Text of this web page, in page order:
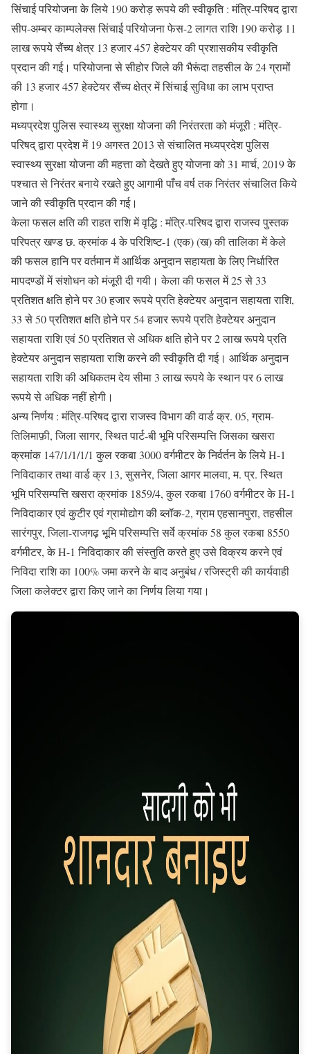
सिंचाई परियोजना के लिये 190 करोड़ रूपये की स्वीकृति : मंत्रि-परिषद द्वारा
सीप-अम्बर काम्पलेक्स सिंचाई परियोजना फेस-2 लागत राशि 190 करोड़ 11
लाख रूपये सैंच्य क्षेत्र 13 हजार 457 हेक्टेयर की प्रशासकीय स्वीकृति
प्रदान की गई। परियोजना से सीहोर जिले की भैरूंदा तहसील के 24 ग्रामों
की 13 हजार 457 हेक्टेयर सैंच्य क्षेत्र में सिंचाई सुविधा का लाभ प्राप्त
होगा।
मध्यप्रदेश पुलिस स्वास्थ्य सुरक्षा योजना की निरंतरता को मंजूरी : मंत्रि-
परिषद् द्वारा प्रदेश में 19 अगस्त 2013 से संचालित मध्यप्रदेश पुलिस
स्वास्थ्य सुरक्षा योजना की महत्ता को देखते हुए योजना को 31 मार्च, 2019 के
पश्चात से निरंतर बनाये रखते हुए आगामी पाँच वर्ष तक निरंतर संचालित किये
जाने की स्वीकृति प्रदान की गई।
केला फसल क्षति की राहत राशि में वृद्धि : मंत्रि-परिषद द्वारा राजस्व पुस्तक
परिपत्र खण्ड छ. क्रमांक 4 के परिशिष्ट-1 (एक) (ख) की तालिका में केले
की फसल हानि पर वर्तमान में आर्थिक अनुदान सहायता के लिए निर्धारित
मापदण्डों में संशोधन को मंजूरी दी गयी। केला की फसल में 25 से 33
प्रतिशत क्षति होने पर 30 हजार रूपये प्रति हेक्टेयर अनुदान सहायता राशि,
33 से 50 प्रतिशत क्षति होने पर 54 हजार रूपये प्रति हेक्टेयर अनुदान
सहायता राशि एवं 50 प्रतिशत से अधिक क्षति होने पर 2 लाख रूपये प्रति
हेक्टेयर अनुदान सहायता राशि करने की स्वीकृति दी गई। आर्थिक अनुदान
सहायता राशि की अधिकतम देय सीमा 3 लाख रूपये के स्थान पर 6 लाख
रूपये से अधिक नहीं होगी।
अन्य निर्णय : मंत्रि-परिषद द्वारा राजस्व विभाग की वार्ड क्र. 05, ग्राम-
तिलिमाफ़ी, जिला सागर, स्थित पार्ट-बी भूमि परिसम्पत्ति जिसका खसरा
क्रमांक 147/1/1/1/1 कुल रकबा 3000 वर्गमीटर के निर्वर्तन के लिये H-1
निविदाकार तथा वार्ड क्र 13, सुसनेर, जिला आगर मालवा, म. प्र. स्थित
भूमि परिसम्पत्ति खसरा क्रमांक 1859/4, कुल रकबा 1760 वर्गमीटर के H-1
निविदाकार एवं कुटीर एवं ग्रामोद्योग की ब्लॉक-2, ग्राम एहसानपुरा, तहसील
सारंगपुर, जिला-राजगढ़ भूमि परिसम्पत्ति सर्वे क्रमांक 58 कुल रकबा 8550
वर्गमीटर, के H-1 निविदाकार की संस्तुति करते हुए उसे विक्रय करने एवं
निविदा राशि का 100% जमा करने के बाद अनुबंध / रजिस्ट्री की कार्यवाही
जिला कलेक्टर द्वारा किए जाने का निर्णय लिया गया।